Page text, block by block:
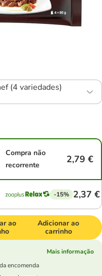
(4 variedades)
Compra não
recorrente
2,79 €
-15% 2,37 €
ao
Adicionar ao
carrinho
Mais informação
encomenda